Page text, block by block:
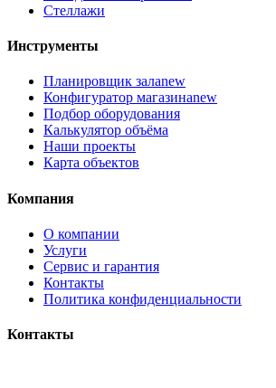
Стеллажи
Инструменты
Планировщик залаnew
Конфигуратор магазинаnew
Подбор оборудования
Калькулятор объёма
Наши проекты
Карта объектов
Компания
О компании
Услуги
Сервис и гарантия
Контакты
Политика конфиденциальности
Контакты